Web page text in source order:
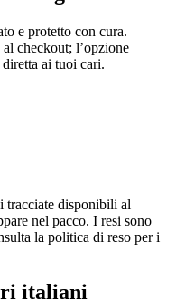
e protetto con cura.
checkout; l’opzione
ai tuoi cari.
tracciate disponibili al
nel pacco. I resi sono
la politica di reso per i
italiani